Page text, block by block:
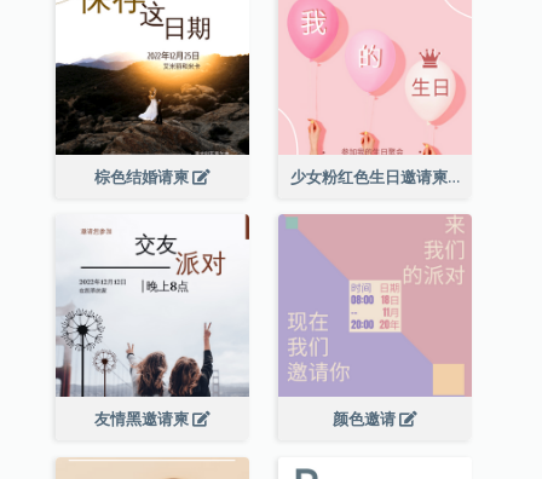
棕色结婚请柬 少女粉红色生日邀请柬
友情黑邀请柬 颜色邀请